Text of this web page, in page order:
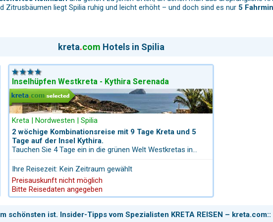
Zitrusbäumen liegt Spilia ruhig und leicht erhöht – und doch sind es nur 5
hinaus bekannt sind. Hier trifft man Einheimische, Genießer und Kreta-Kenner,
von Spilia aus sogarzu Fuß erreichen können. Die geschichtsträchtige Höhle
einWanderpfad mit spektakulären Panorama-Ausblickenüber den gesamten
unterwegs ist, findet hier eines der
kreta.com Hotels in Spilia
Inselhüpfen Westkreta - Kythira Serenada
Kreta | Nordwesten | Spilia
2 wöchige Kombinationsreise mit 9 Tage Kreta und 5
Tage auf der Insel Kythira.
Tauchen Sie 4 Tage ein in die grünen Welt Westkretas in
entfernt bevor es auf die Insel Kythira geht. 5 Tage auf
Kythira erwartet Sie der malerische authentische kleine
Hafenort Kapsali: Hier wohnen Sie in einem romantisches
Refugium über dem Hafen mit atemberaubendem Meer/
kleinen authentischen Ort Almirida. Eine harmonische
Ihre Reisezeit: Kein Zeitraum gewählt
Preisauskunft nicht möglich
Bitte Reisedaten angegeben
schönsten ist. Insider-Tipps vom Spezialisten KRETA REISEN – kreta.com::